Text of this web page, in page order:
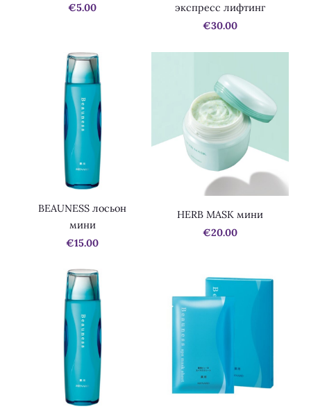
€5.00
экспресс лифтинг
€30.00
BEAUNESS лосьон
мини
€15.00
HERB MASK мини
€20.00